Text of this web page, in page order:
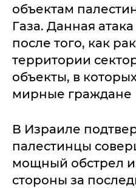
объектам
Газа. Данная
после того, как
территории
объекты, в
мирные граждане
В Израиле
палестинцы
мощный обстрел
стороны за